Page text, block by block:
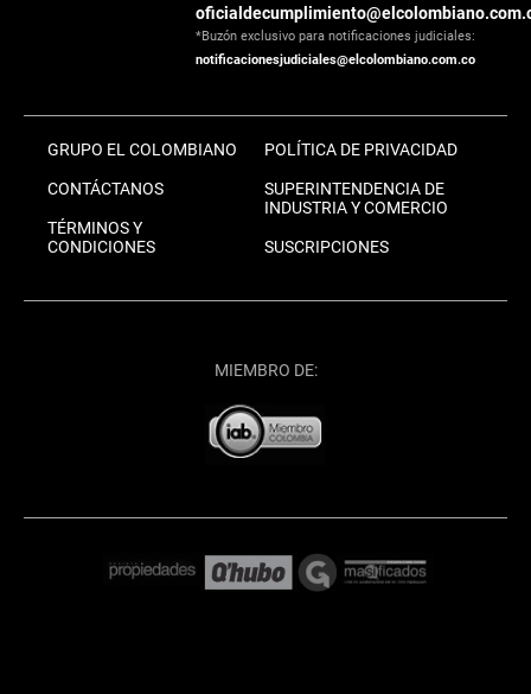
*Buzón exclusivo para notificaciones judiciales:
notificacionesjudiciales@elcolombiano.com.co
GRUPO EL COLOMBIANO
CONTÁCTANOS
TÉRMINOS Y
CONDICIONES
POLÍTICA DE PRIVACIDAD
SUPERINTENDENCIA DE
INDUSTRIA Y COMERCIO
SUSCRIPCIONES
MIEMBRO DE: